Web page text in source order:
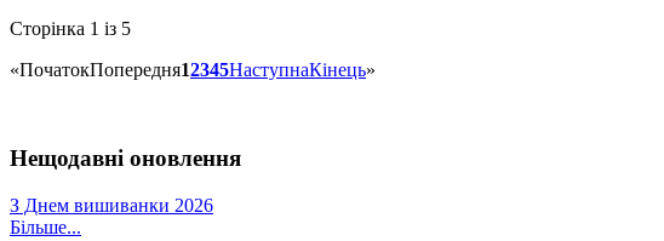
Сторінка 1 із 5
«ПочатокПопередня12345НаступнаКінець»
Нещодавні оновлення
З Днем вишиванки 2026
Більше...